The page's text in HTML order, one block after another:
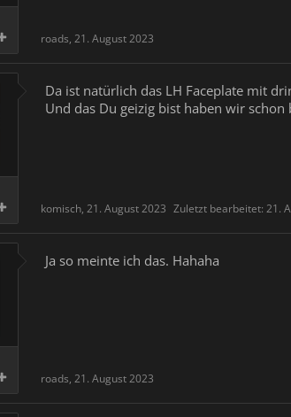
roads, 21. August 2023
Da ist natürlich das LH Faceplate mit
Und das Du geizig bist haben wir schon
komisch, 21. August 2023 Zuletzt bearbeitet: 21.
Ja so meinte ich das. Hahaha
roads, 21. August 2023